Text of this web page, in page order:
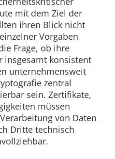
mit dem Ziel der
ihren Blick nicht
Vorgaben
Frage, ob ihre
insgesamt konsistent
unternehmensweit
zentral
sein. Zertifikate,
müssen
von Daten
Dritte technisch